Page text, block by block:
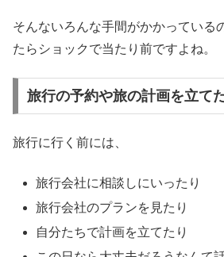
そんないろんな手間がかかっている
たらショックで当たり前ですよね。
旅行の予約や旅の計画を立て
旅行に行く前には、
旅行会社に相談しにいったり
旅行会社のプランを見たり
自分たちで計画を立てたり